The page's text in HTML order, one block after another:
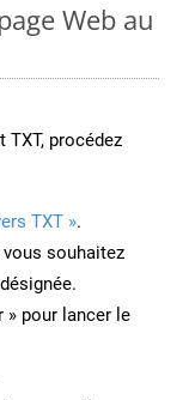
Web au
TXT, procédez
TXT ».
vous souhaitez
» pour lancer le